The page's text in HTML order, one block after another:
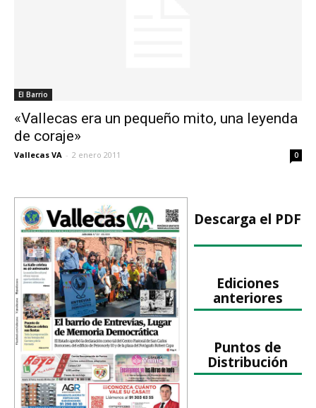
El Barrio
«Vallecas era un pequeño mito, una leyenda
de coraje»
Vallecas VA - 2 enero 2011 0
Descarga el PDF
Ediciones
anteriores
Puntos de
Distribución